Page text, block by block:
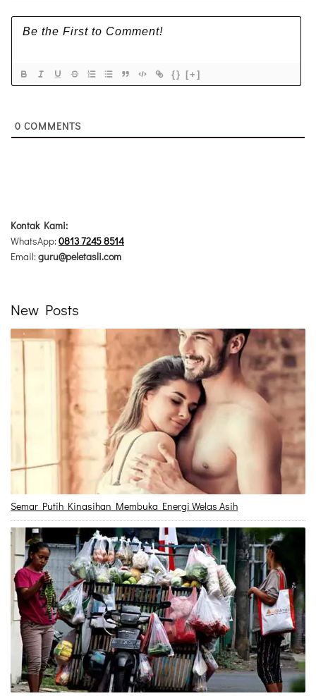
{} [+]
0 COMMENTS
Kontak Kami:
WhatsApp:0813 7245 8514
Email:guru@peletasli.com
New Posts
Semar Putih Kinasihan Membuka Energi Welas Asih